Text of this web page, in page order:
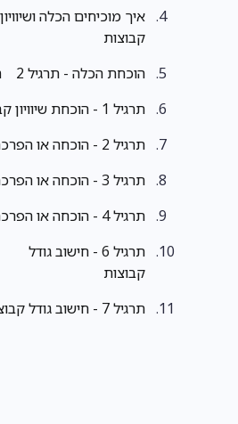
איך מוכיחים הכלה ושיוויון
קבוצות
הוכחת הכלה - תרגיל 2
תרגיל 1 - הוכחת שיוויון קבוצות
תרגיל 2 - הוכחה או הפרכה
תרגיל 3 - הוכחה או הפרכה
תרגיל 4 - הוכחה או הפרכה
תרגיל 6 - חישוב גודל
קבוצות
תרגיל 7 - חישוב גודל קבוצות